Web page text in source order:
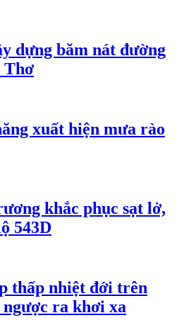
dựng băm nát đường
Thơ
xuất hiện mưa rào
khắc phục sạt lở,
543D
thấp nhiệt đới trên
ra khơi xa